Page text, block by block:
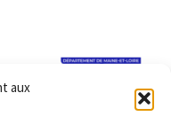
aux